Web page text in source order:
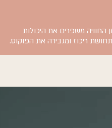
החוויה משפרים את היכולות
ריכוז ומגבירה את הפוקוס.